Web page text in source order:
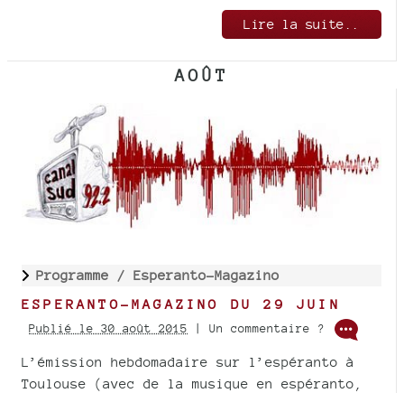
Lire la suite..
AOÛT
Programme / Esperanto-Magazino
ESPERANTO-MAGAZINO DU 29 JUIN
Publié le 30 août 2015 | Un commentaire ?
L’émission hebdomadaire sur l’espéranto à
Toulouse (avec de la musique en espéranto,